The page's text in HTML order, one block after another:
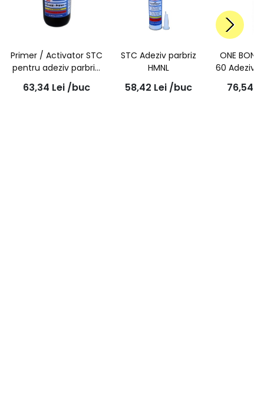
Primer / Activator STC
pentru adeziv parbriz,
100ml
63,34 Lei /buc
STC Adeziv parbriz
HMNL
58,42 Lei /buc
ONE
60 Adeziv
76,54